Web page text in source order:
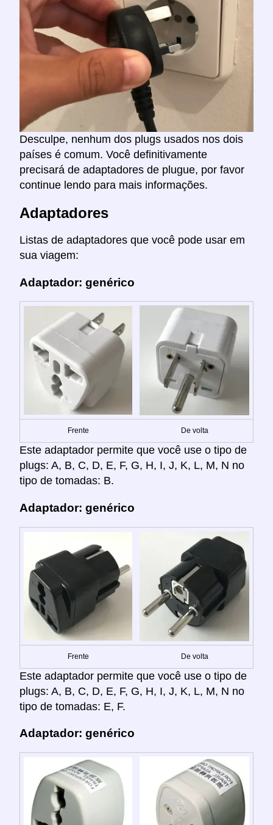
Desculpe, nenhum dos plugs usados nos dois
países é comum. Você definitivamente
precisará de adaptadores de plugue, por favor
continue lendo para mais informações.
Adaptadores
Listas de adaptadores que você pode usar em
sua viagem:
Adaptador: genérico
Frente De volta
Este adaptador permite que você use o tipo de
plugs: A, B, C, D, E, F, G, H, I, J, K, L, M, N no
tipo de tomadas: B.
Adaptador: genérico
Frente De volta
Este adaptador permite que você use o tipo de
plugs: A, B, C, D, E, F, G, H, I, J, K, L, M, N no
tipo de tomadas: E, F.
Adaptador: genérico